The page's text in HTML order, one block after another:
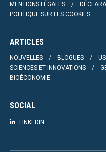
MENTIONS LÉGALES
POLITIQUE SUR LES COOKIES
ARTICLES
NOUVELLES BLOGUES
SCIENCES ET INNOVATIONS
BIOÉCONOMIE
SOCIAL
LINKEDIN